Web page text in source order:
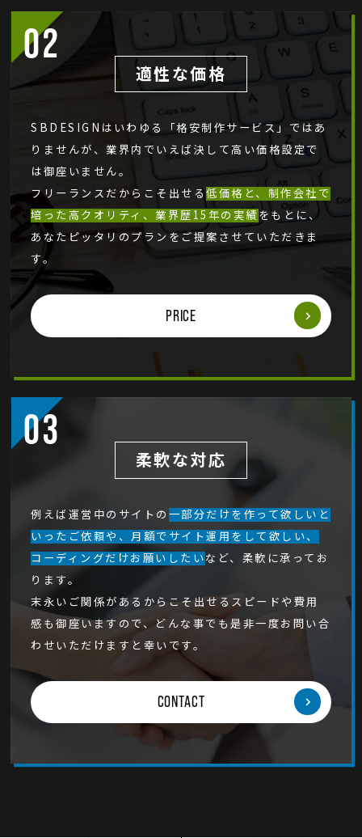
適性な価格
SBDESIGNはいわゆる「格安制作サービス」ではあ
りませんが、業界内でいえば決して高い価格設定で
は御座いません。
フリーランスだからこそ出せる低価格と、制作会社で
培った高クオリティ、業界歴15年の実績をもとに、
あなたピッタリのプランをご提案させていただきま
す。
PRICE
柔軟な対応
例えば運営中のサイトの 一部分だけを作って欲しいと
いったご依頼や、月額でサイト運用をして欲しい、
コーディングだけお願いしたいなど、柔軟に承ってお
ります。
末永いご関係があるからこそ出せるスピードや費用
感も御座いますので、どんな事でも是非一度お問い合
わせいただけますと幸いです。
CONTACT